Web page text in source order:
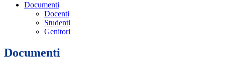
Documenti
Docenti
Studenti
Genitori
Documenti